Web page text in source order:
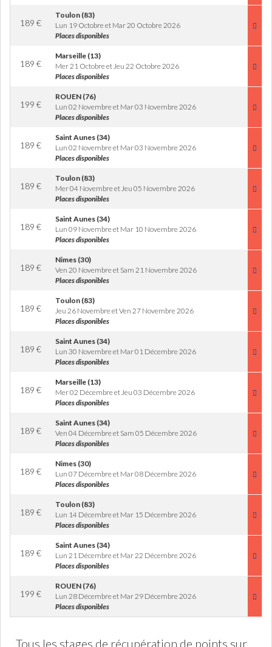
189 €
Toulon (83)
Lun 19 Octobre et Mar 20 Octobre 2026
Places disponibles
189 €
Marseille (13)
Mer 21 Octobre et Jeu 22 Octobre 2026
Places disponibles
199 €
ROUEN (76)
Lun 02 Novembre et Mar 03 Novembre 2026
Places disponibles
189 €
Saint Aunes (34)
Lun 02 Novembre et Mar 03 Novembre 2026
Places disponibles
189 €
Toulon (83)
Mer 04 Novembre et Jeu 05 Novembre 2026
Places disponibles
189 €
Saint Aunes (34)
Lun 09 Novembre et Mar 10 Novembre 2026
Places disponibles
189 €
Nimes (30)
Ven 20 Novembre et Sam 21 Novembre 2026
Places disponibles
189 €
Toulon (83)
Jeu 26 Novembre et Ven 27 Novembre 2026
Places disponibles
189 €
Saint Aunes (34)
Lun 30 Novembre et Mar 01 Décembre 2026
Places disponibles
189 €
Marseille (13)
Mer 02 Décembre et Jeu 03 Décembre 2026
Places disponibles
189 €
Saint Aunes (34)
Ven 04 Décembre et Sam 05 Décembre 2026
Places disponibles
189 €
Nimes (30)
Lun 07 Décembre et Mar 08 Décembre 2026
Places disponibles
189 €
Toulon (83)
Lun 14 Décembre et Mar 15 Décembre 2026
Places disponibles
189 €
Saint Aunes (34)
Lun 21 Décembre et Mar 22 Décembre 2026
Places disponibles
199 €
ROUEN (76)
Lun 28 Décembre et Mar 29 Décembre 2026
Places disponibles
Tous les stages de récupération de points sur